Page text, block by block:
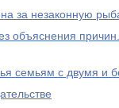
за незаконную
объяснения
семьям с двумя и